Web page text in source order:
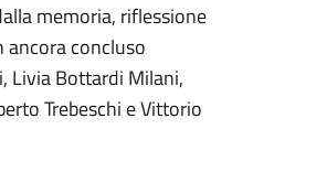
memoria, riflessione
concluso
Livia Bottardi Milani,
Trebeschi e Vittorio